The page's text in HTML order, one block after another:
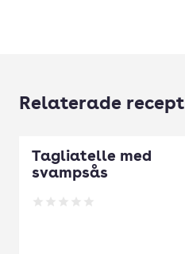
Relaterade recept
Tagliatelle med
svampsås
Betyg: 0 av 5